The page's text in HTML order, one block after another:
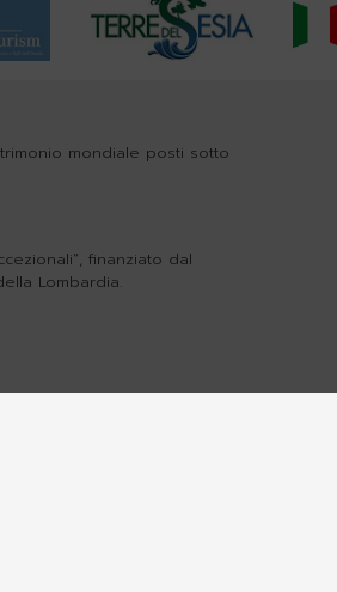
mondiale posti sotto
finanziato dal
Lombardia.